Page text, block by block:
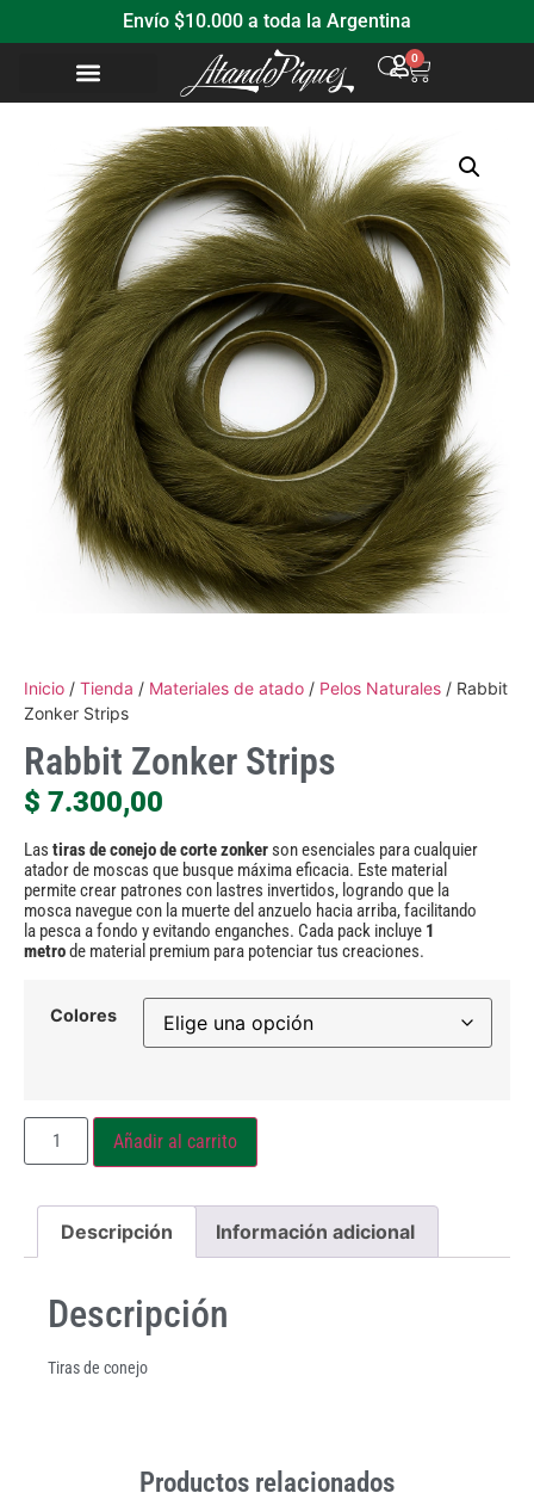
Envío $10.000 a toda la Argentina
0
Inicio / Tienda / Materiales de atado / Pelos Naturales / Rabbit
Zonker Strips
Rabbit Zonker Strips
$ 7.300,00
Las tiras de conejo de corte zonkerson esenciales para cualquier
atador de moscas que busque máxima eficacia. Este material
permite crear patrones con lastres invertidos, logrando que la
mosca navegue con la muerte del anzuelo hacia arriba, facilitando
la pesca a fondo y evitando enganches. Cada pack incluye 1
metrode material premium para potenciar tus creaciones.
Colores
Añadir al carrito
Descripción Información adicional
Descripción
Tiras de conejo
Productos relacionados